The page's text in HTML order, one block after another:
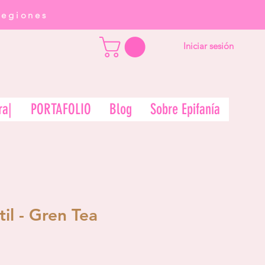
Iniciar sesión
PORTAFOLIO Blog Sobre Epifanía
- Gren Tea